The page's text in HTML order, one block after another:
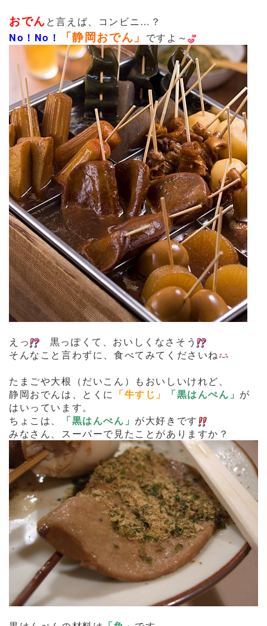
おでんと言えば、コンビニ…？
No ！No！ 「静岡おでん」 ですよ～
えっ
黒っぽくて、おいしくなさそう
そんなこと言わずに、食べてみてくださいね
たまごや大根（だいこん）もおいしいけれど、
静岡おでんは、とくに 「牛すじ」 「黒はんぺん」 が
はいっています。
ちょこは、
「黒はんぺん」 が大好きです
みなさん、スーパーで見たことがありますか？